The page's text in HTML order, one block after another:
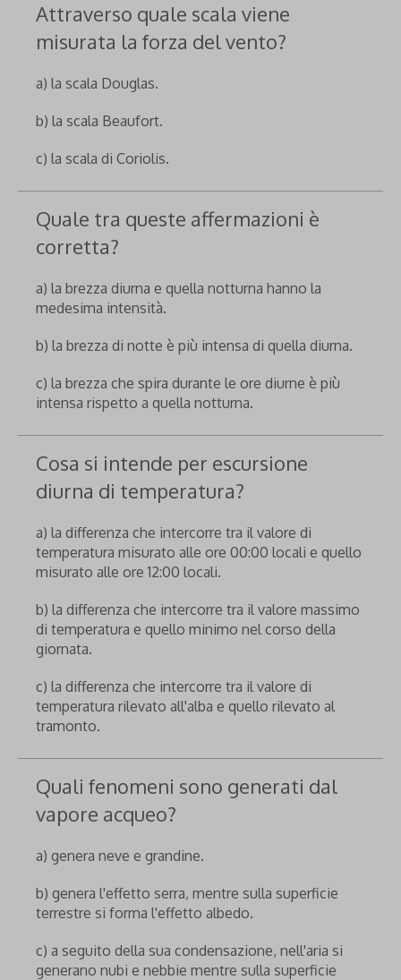
Attraverso quale scala viene
misurata la forza del vento?
a) la scala Douglas.
b) la scala Beaufort.
c) la scala di Coriolis.
Quale tra queste affermazioni è
corretta?
a) la brezza diurna e quella notturna hanno la
medesima intensità.
b) la brezza di notte è più intensa di quella diurna.
c) la brezza che spira durante le ore diurne è più
intensa rispetto a quella notturna.
Cosa si intende per escursione
diurna di temperatura?
a) la differenza che intercorre tra il valore di
temperatura misurato alle ore 00:00 locali e quello
misurato alle ore 12:00 locali.
b) la differenza che intercorre tra il valore massimo
di temperatura e quello minimo nel corso della
giornata.
c) la differenza che intercorre tra il valore di
temperatura rilevato all'alba e quello rilevato al
tramonto.
Quali fenomeni sono generati dal
vapore acqueo?
a) genera neve e grandine.
b) genera l'effetto serra, mentre sulla superficie
terrestre si forma l'effetto albedo.
c) a seguito della sua condensazione, nell'aria si
generano nubi e nebbie mentre sulla superficie